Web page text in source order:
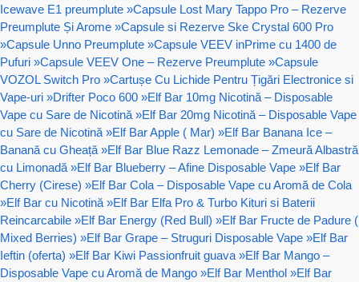
Icewave E1 preumplute »Capsule Lost Mary Tappo Pro – Rezerve
Preumplute Și Arome »Capsule si Rezerve Ske Crystal 600 Pro
»Capsule Unno Preumplute »Capsule VEEV inPrime cu 1400 de
Pufuri »Capsule VEEV One – Rezerve Preumplute »Capsule
VOZOL Switch Pro »Cartușe Cu Lichide Pentru Țigări Electronice si
Vape-uri »Drifter Poco 600 »Elf Bar 10mg Nicotină – Disposable
Vape cu Sare de Nicotină »Elf Bar 20mg Nicotină – Disposable Vape
cu Sare de Nicotină »Elf Bar Apple ( Mar) »Elf Bar Banana Ice –
Banană cu Gheață »Elf Bar Blue Razz Lemonade – Zmeură Albastră
cu Limonadă »Elf Bar Blueberry – Afine Disposable Vape »Elf Bar
Cherry (Cirese) »Elf Bar Cola – Disposable Vape cu Aromă de Cola
»Elf Bar cu Nicotină »Elf Bar Elfa Pro & Turbo Kituri si Baterii
Reincarcabile »Elf Bar Energy (Red Bull) »Elf Bar Fructe de Padure (
Mixed Berries) »Elf Bar Grape – Struguri Disposable Vape »Elf Bar
Ieftin (oferta) »Elf Bar Kiwi Passionfruit guava »Elf Bar Mango –
Disposable Vape cu Aromă de Mango »Elf Bar Menthol »Elf Bar